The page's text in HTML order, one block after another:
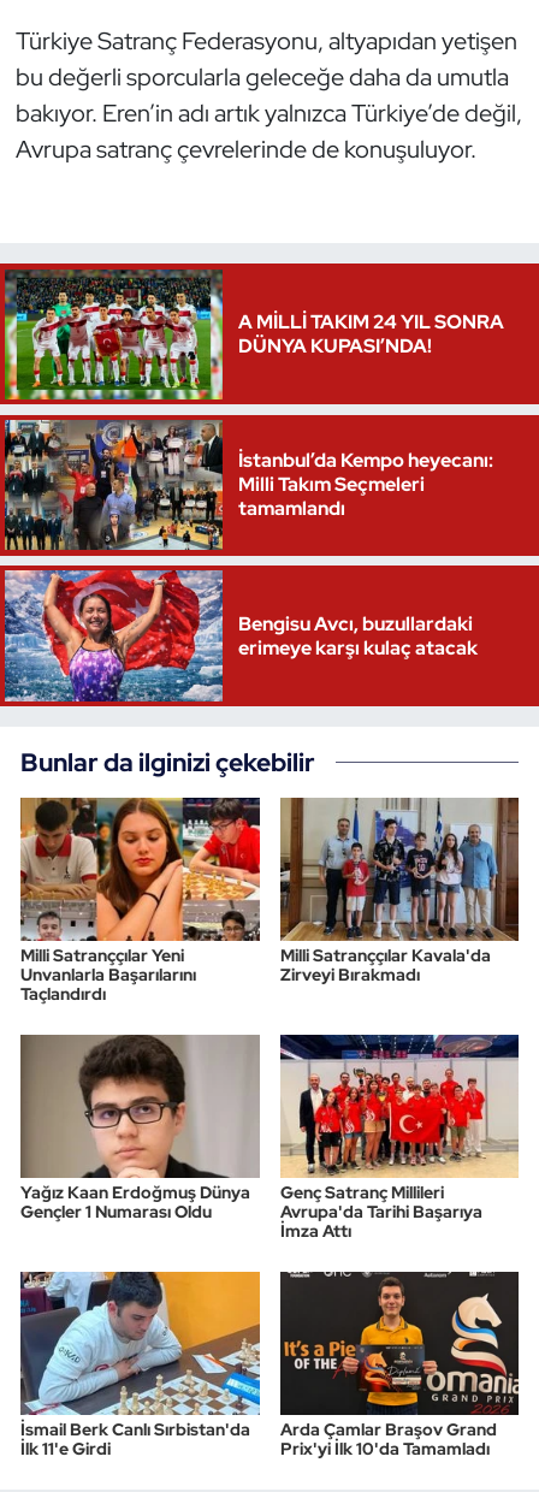
Türkiye Satranç Federasyonu, altyapıdan yetişen
bu değerli sporcularla geleceğe daha da umutla
bakıyor. Eren’in adı artık yalnızca Türkiye’de değil,
Avrupa satranç çevrelerinde de konuşuluyor.
A MİLLİ TAKIM 24 YIL SONRA
DÜNYA KUPASI’NDA!
İstanbul’da Kempo heyecanı:
Milli Takım Seçmeleri
tamamlandı
Bengisu Avcı, buzullardaki
erimeye karşı kulaç atacak
Bunlar da ilginizi çekebilir
Milli Satranççılar Yeni
Unvanlarla Başarılarını
Taçlandırdı
Milli Satranççılar Kavala'da
Zirveyi Bırakmadı
Yağız Kaan Erdoğmuş Dünya
Gençler 1 Numarası Oldu
Genç Satranç Millileri
Avrupa'da Tarihi Başarıya
İmza Attı
İsmail Berk Canlı Sırbistan'da
İlk 11'e Girdi
Arda Çamlar Braşov Grand
Prix'yi İlk 10'da Tamamladı
Triatlon
Voleybol
Vücut Geliştirme Fitness
Yelken
Yüzme